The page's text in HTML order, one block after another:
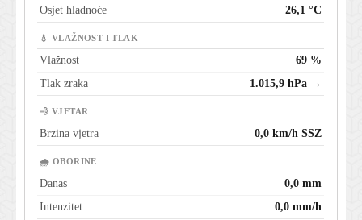
Osjet hladnoće
26,1 °C
💧 VLAŽNOST I TLAK
Vlažnost
69 %
Tlak zraka
1.015,9 hPa →
💨 VJETAR
Brzina vjetra 0,0 km/h SSZ
🌧 OBORINE
Danas
0,0 mm
Intenzitet
0,0 mm/h